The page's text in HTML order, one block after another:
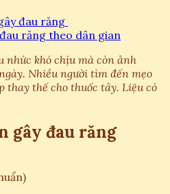
đau răng
răng theo dân gian
nhức khó chịu mà còn ảnh
Nhiều người tìm đến mẹo
thay thế cho thuốc tây. Liệu có
gây đau răng